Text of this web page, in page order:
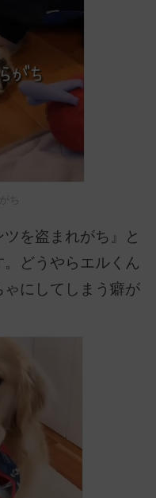
ち
を盗まれがち』と
どうやらエルくん
にしてしまう癖が